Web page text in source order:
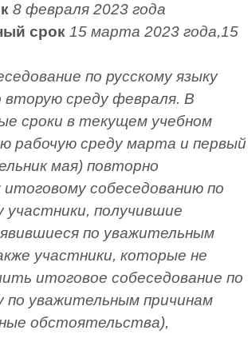
8 февраля 2023 года
срок 15 марта 2023 года,15
по русскому языку
вторую среду февраля. В
сроки в текущем учебном
рабочую среду марта и первый
мая) повторно
итоговому собеседованию по
участники, получившие
по уважительным
участники, которые не
итоговое собеседование по
по уважительным причинам
обстоятельства),